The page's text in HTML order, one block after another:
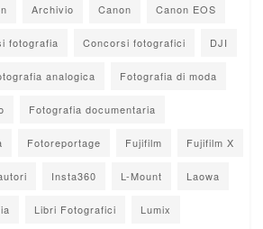
Archivio Canon Canon EOS
fotografia Concorsi fotografici DJI
analogica Fotografia di moda
Fotografia documentaria
Fotoreportage Fujifilm Fujifilm X
Insta360 L-Mount Laowa
Libri Fotografici Lumix